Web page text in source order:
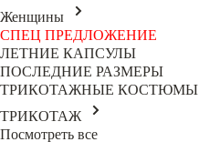
Женщины
СПЕЦ ПРЕДЛОЖЕНИЕ
ЛЕТНИЕ КАПСУЛЫ
ПОСЛЕДНИЕ РАЗМЕРЫ
ТРИКОТАЖНЫЕ КОСТЮМЫ
ТРИКОТАЖ
Посмотреть все